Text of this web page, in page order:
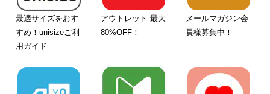
最適サイズをおす
すめ！unisizeご利
用ガイド
アウトレット 最大
80%OFF！
メールマガジン会
員様募集中！